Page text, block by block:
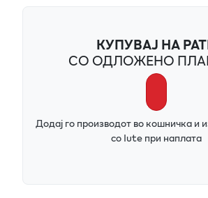
КУПУВАЈ НА
СО ОДЛОЖЕНО
Додај го производот во кошничка и
со Iute при наплата